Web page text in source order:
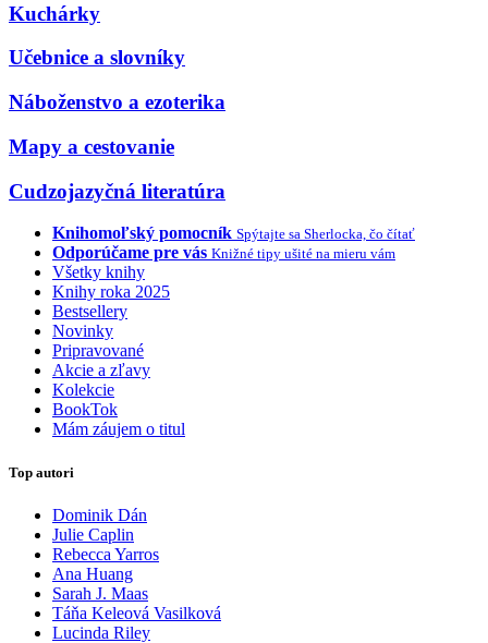
Kuchárky
Učebnice a slovníky
Náboženstvo a ezoterika
Mapy a cestovanie
Cudzojazyčná literatúra
Knihomoľský pomocník Spýtajte sa Sherlocka, čo čítať
Odporúčame pre vás Knižné tipy ušité na mieru vám
Všetky knihy
Knihy roka 2025
Bestsellery
Novinky
Pripravované
Akcie a zľavy
Kolekcie
BookTok
Mám záujem o titul
Top autori
Dominik Dán
Julie Caplin
Rebecca Yarros
Ana Huang
Sarah J. Maas
Táňa Keleová Vasilková
Lucinda Riley